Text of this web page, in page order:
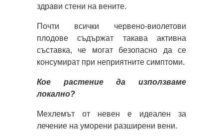
здрави стени на вените.
Почти всички червено-виолетови
плодове съдържат такава активна
съставка, че могат безопасно да се
консумират при неприятните симптоми.
Кое растение да използваме
локално?
Мехлемът от невен е идеален за
лечение на уморени разширени вени.